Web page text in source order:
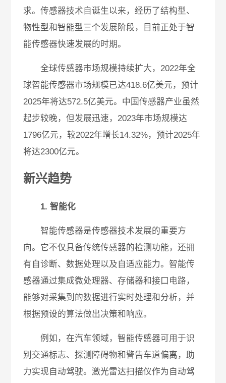
求。传感器技术自诞生以来，经历了结构型、
物性型和智能型三个发展阶段，目前正处于智
能传感器快速发展的时期。
全球传感器市场规模持续扩大，2022年全
球智能传感器市场规模已达418.6亿美元，预计
2025年将达572.5亿美元。中国传感器产业虽然
起步较晚，但发展迅速，2023年市场规模达
1796亿元，较2022年增长14.32%，预计2025年
将达2300亿元。
新兴趋势
1. 智能化
智能传感器是传感器技术发展的重要方
向。它不仅具备传统传感器的检测功能，还拥
有自诊断、数据处理以及自适应能力。智能传
感器通过集成微处理器、存储器和接口电路，
能够对采集到的数据进行实时处理和分析，并
根据预设的算法做出决策和响应。
例如，在汽车领域，智能传感器可用于识
别交通标志、探测障碍物和警告车道偏离，助
力实现自动驾驶。激光雷达扫描仪作为自动驾